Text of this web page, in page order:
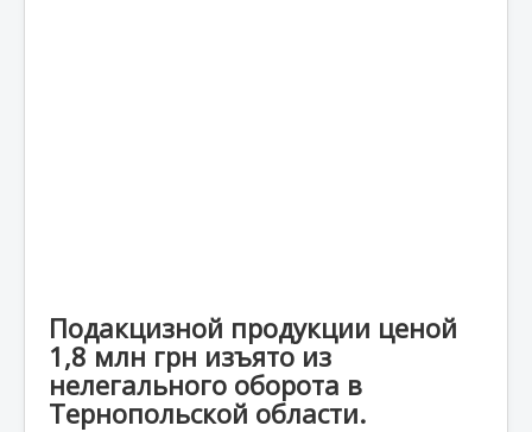
Происшествия
UA
ENG
Подакцизной продукции ценой
1,8 млн грн изъято из
нелегального оборота в
Тернопольской области.